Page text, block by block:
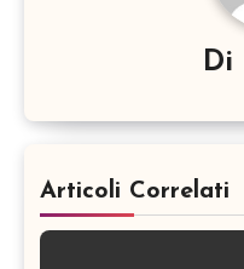
Di
Articoli Correlati